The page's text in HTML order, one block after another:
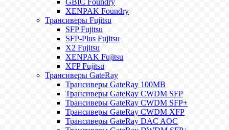
GBIC Foundry
XENPAK Foundry
Трансиверы Fujitsu
SFP Fujitsu
SFP-Plus Fujitsu
X2 Fujitsu
XENPAK Fujitsu
XFP Fujitsu
Трансиверы GateRay
Трансиверы GateRay 100MB
Трансиверы GateRay CWDM SFP
Трансиверы GateRay CWDM SFP+
Трансиверы GateRay CWDM XFP
Трансиверы GateRay DAC AOC